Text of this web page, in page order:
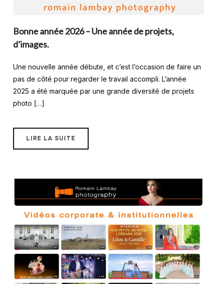
Bonne année 2026 – Une année de projets,
d’images.
Une nouvelle année débute, et c’est l’occasion de faire un
pas de côté pour regarder le travail accompli. L’année
2025 a été marquée par une grande diversité de projets
photo […]
LIRE LA SUITE